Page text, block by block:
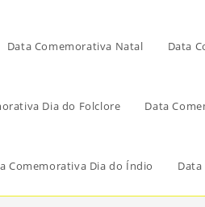
Data Comemorativa Natal Data
Dia do Folclore Data
Comemorativa Dia do Índio